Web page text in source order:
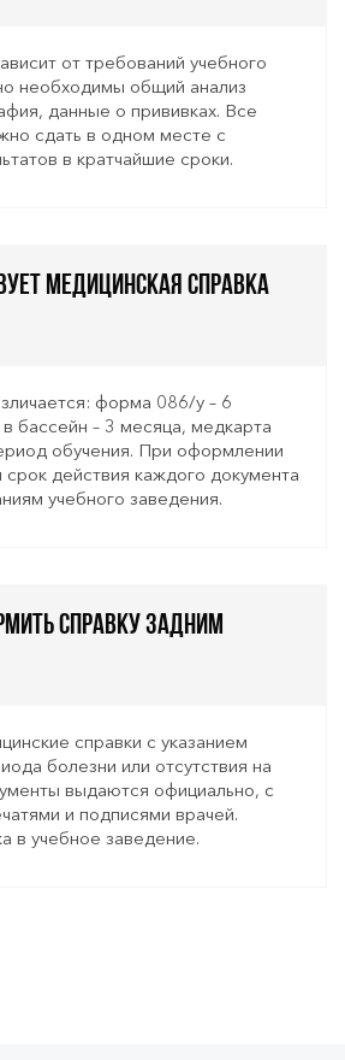
от требований учебного
необходимы общий анализ
данные о прививках. Все
сдать в одном месте с
в кратчайшие сроки.
медицинская справка
форма 086/у – 6
бассейн – 3 месяца, медкарта
обучения. При оформлении
срок действия каждого документа
учебного заведения.
справку задним
справки с указанием
болезни или отсутствия на
выдаются официально, с
и подписями врачей.
в учебное заведение.